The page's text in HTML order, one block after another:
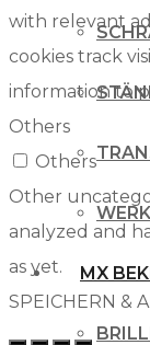
MX
with relevant
cookies track
information to
Others
Others
Other
analyzed and
as yet.
SPEICHERN &